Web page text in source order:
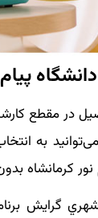
در مقطع
به
کرمانشاه
شهري گرايش